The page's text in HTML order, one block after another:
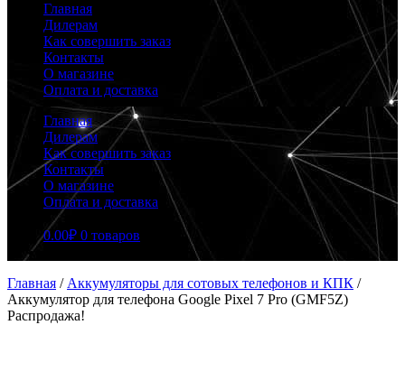
Главная
Дилерам
Как совершить заказ
Контакты
О магазине
Оплата и доставка
Главная
Дилерам
Как совершить заказ
Контакты
О магазине
Оплата и доставка
0.00₽ 0 товаров
Главная / Аккумуляторы для сотовых телефонов и КПК /
Аккумулятор для телефона Google Pixel 7 Pro (GMF5Z)
Распродажа!